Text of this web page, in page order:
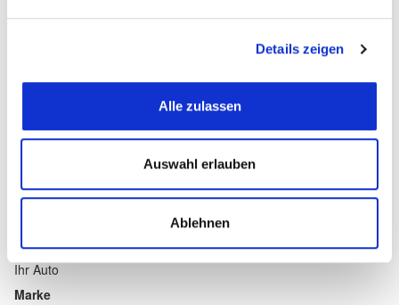
Details zeigen
Alle zulassen
Auswahl erlauben
Ablehnen
Fax
Email
Ihr Auto
Marke